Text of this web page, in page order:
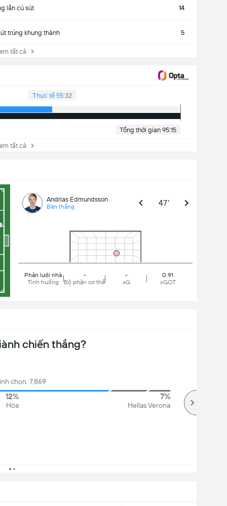
lần cú sút 14
trúng khung thành 5
tất cả
Thực tế 55:32
Tổng thời gian 95:15
tất cả
Andrias Edmundsson
Bàn thắng 47'
Phản lưới nhà
Tình huống
-
Bộ phận cơ thể
-
xG
0.91
xGOT
chiến thắng?
chọn: 7,869
12%
Hòa
7%
Hellas Verona